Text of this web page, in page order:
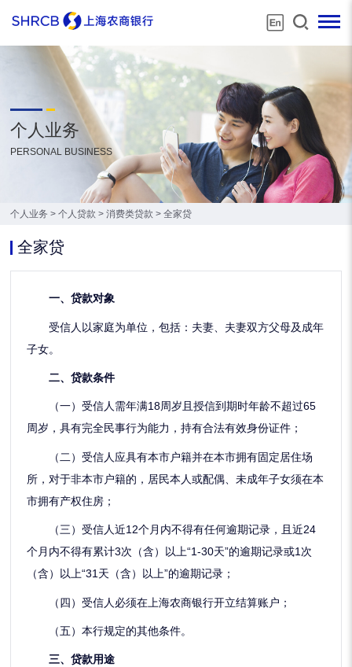
个人业务
PERSONAL BUSINESS
个人业务 >个人贷款 >消费类贷款 >全家贷
全家贷
一、贷款对象
受信人以家庭为单位，包括：夫妻、夫妻双方父母及成年
子女。
二、贷款条件
（一）受信人需年满18周岁且授信到期时年龄不超过65
周岁，具有完全民事行为能力，持有合法有效身份证件；
（二）受信人应具有本市户籍并在本市拥有固定居住场
所，对于非本市户籍的，居民本人或配偶、未成年子女须在本
市拥有产权住房；
（三）受信人近12个月内不得有任何逾期记录，且近24
个月内不得有累计3次（含）以上“1-30天”的逾期记录或1次
（含）以上“31天（含）以上”的逾期记录；
（四）受信人必须在上海农商银行开立结算账户；
（五）本行规定的其他条件。
三、贷款用途